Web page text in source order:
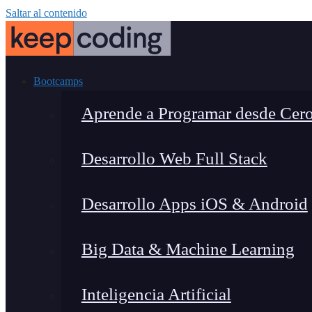
Saltar al contenido
Bootcamps
Aprende a Programar desde
Desarrollo Web Full Stack
Desarrollo Apps iOS & Android
Big Data & Machine Learning
Inteligencia Artificial